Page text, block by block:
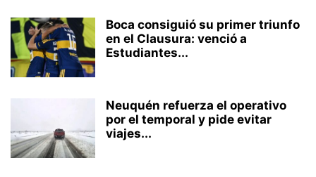
Boca consiguió su primer triunfo
en el Clausura: venció a
Estudiantes...
Neuquén refuerza el operativo
por el temporal y pide evitar
viajes...